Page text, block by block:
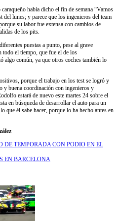
había dicho el fin de semana “Vamos
del lunes; y parece que los ingenieros del team
su labor fue extensa con cambios de
de los pits.
puestas a punto, pese al grave
el tiempo, que fue el de los
algo común, ya que otros coches también lo
porque el trabajo en los test se logró y
y buena coordinación con ingenieros y
estará de nuevo este martes 24 sobre el
en búsqueda de desarrollar el auto para un
que él sabe hacer, porque lo ha hecho antes en
DE TEMPORADA CON PODIO EN EL
EN BARCELONA